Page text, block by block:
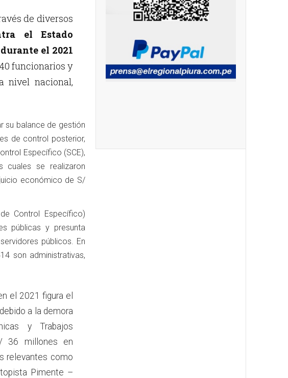
de diversos
el Estado
el 2021
funcionarios y
nivel nacional,
su balance de gestión
de control posterior,
Específico (SCE),
cuales se realizaron
económico de S/
Control Específico)
públicas y presunta
públicos. En
son administrativas,
el 2021 figura el
a la demora
y Trabajos
36 millones en
relevantes como
Pimente –